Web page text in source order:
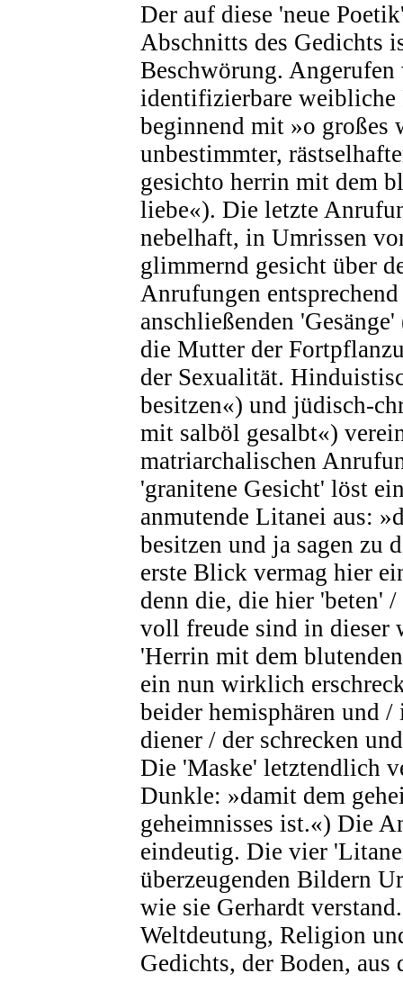
Der auf diese 'neue
Abschnitts des Gedichts
Beschwörung.
identifizierbare
beginnend mit »o großes
unbestimmter,
gesichto herrin mit dem
liebe«). Die letzte
nebelhaft, in Umrissen
glimmernd gesicht über
Anrufungen
anschließenden
die Mutter der
der Sexualität.
besitzen«) und jüdisch-
mit salböl gesalbt«)
matriarchalischen
'granitene Gesicht' löst
anmutende Litanei aus:
besitzen und ja sagen zu
erste Blick vermag hier
denn die, die hier 'beten'
voll freude sind in dieser
'Herrin mit dem
ein nun wirklich
beider hemisphären und
diener / der schrecken
Die 'Maske' letztendlich
Dunkle: »damit dem
geheimnisses ist.«) Die
eindeutig. Die vier
überzeugenden Bildern
wie sie Gerhardt
Weltdeutung, Religion
Gedichts, der Boden, aus